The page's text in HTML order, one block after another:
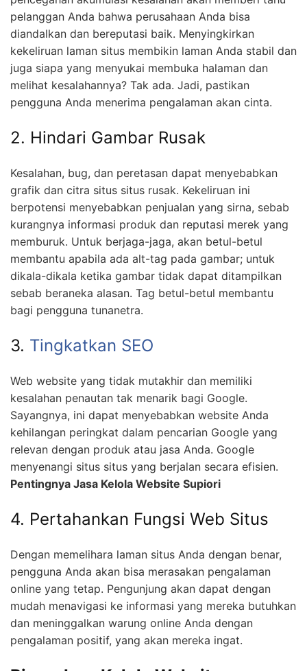
pelanggan Anda bahwa perusahaan Anda bisa
diandalkan dan bereputasi baik. Menyingkirkan
kekeliruan laman situs membikin laman Anda stabil dan
juga siapa yang menyukai membuka halaman dan
melihat kesalahannya? Tak ada. Jadi, pastikan
pengguna Anda menerima pengalaman akan cinta.
2. Hindari Gambar Rusak
Kesalahan, bug, dan peretasan dapat menyebabkan
grafik dan citra situs situs rusak. Kekeliruan ini
berpotensi menyebabkan penjualan yang sirna, sebab
kurangnya informasi produk dan reputasi merek yang
memburuk. Untuk berjaga-jaga, akan betul-betul
membantu apabila ada alt-tag pada gambar; untuk
dikala-dikala ketika gambar tidak dapat ditampilkan
sebab beraneka alasan. Tag betul-betul membantu
bagi pengguna tunanetra.
3. Tingkatkan SEO
Web website yang tidak mutakhir dan memiliki
kesalahan penautan tak menarik bagi Google.
Sayangnya, ini dapat menyebabkan website Anda
kehilangan peringkat dalam pencarian Google yang
relevan dengan produk atau jasa Anda. Google
menyenangi situs situs yang berjalan secara efisien.
Pentingnya Jasa Kelola Website Supiori
4. Pertahankan Fungsi Web Situs
Dengan memelihara laman situs Anda dengan benar,
pengguna Anda akan bisa merasakan pengalaman
online yang tetap. Pengunjung akan dapat dengan
mudah menavigasi ke informasi yang mereka butuhkan
dan meninggalkan warung online Anda dengan
pengalaman positif, yang akan mereka ingat.